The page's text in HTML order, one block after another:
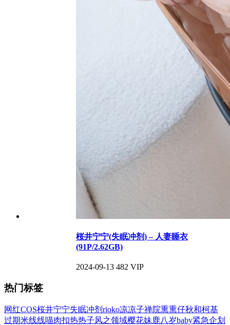
桜井宁宁(失眠冲剂) – 人妻睡衣
(91P/2.62GB)
2024-09-13 482 VIP
热门标签
网红COS桜井宁宁失眠冲剂 rioko凉凉子禅院熏熏仔秋和柯基
过期米线线喵肉扣热热子风之领域樱花妹鹿八岁baby紧急企划